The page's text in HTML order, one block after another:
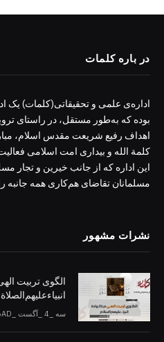
در باره کلمات
اداره‌ی علمی و تحقیقاتی(کلمات)
بوده که به‌طور مستقل، در راستای
اهداف رفیع شریعت مقدس اسلام،
کلمة الله و بیداری امت اسلامی
این اداره که از جانب خیرین و تجار
مسلمانان تقاضای هم‌کاری همه جانبه
نشرات مشهور
الگوی تربیت
سه _4 _آگست _2026AH 4-8-2026AD